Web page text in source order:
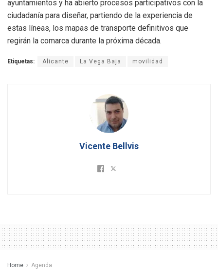
ayuntamientos y ha abierto procesos participativos con la
ciudadanía para diseñar, partiendo de la experiencia de
estas líneas, los mapas de transporte definitivos que
regirán la comarca durante la próxima década.
Etiquetas: Alicante La Vega Baja movilidad
Vicente Bellvis
Home Agenda